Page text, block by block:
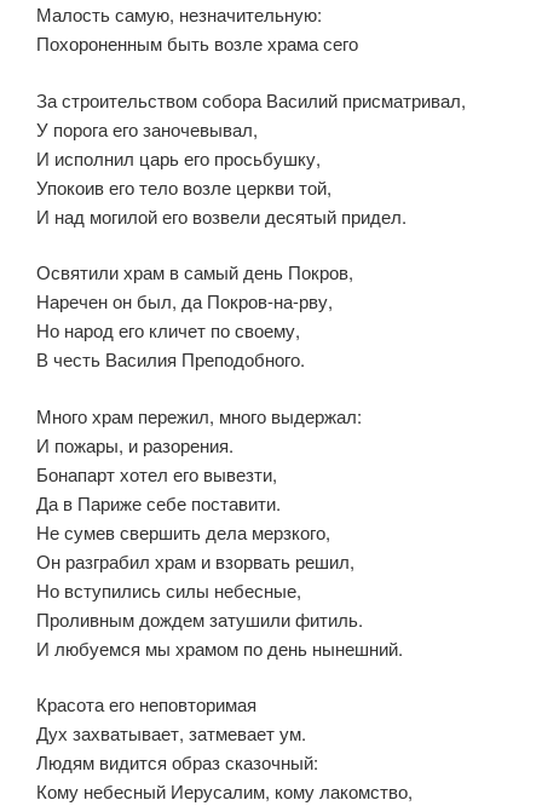
Малость самую, незначительную:
Похороненным быть возле храма сего
За строительством собора Василий присматривал,
У порога его заночевывал,
И исполнил царь его просьбушку,
Упокоив его тело возле церкви той,
И над могилой его возвели десятый придел.
Освятили храм в самый день Покров,
Наречен он был, да Покров-на-рву,
Но народ его кличет по своему,
В честь Василия Преподобного.
Много храм пережил, много выдержал:
И пожары, и разорения.
Бонапарт хотел его вывезти,
Да в Париже себе поставити.
Не сумев свершить дела мерзкого,
Он разграбил храм и взорвать решил,
Но вступились силы небесные,
Проливным дождем затушили фитиль.
И любуемся мы храмом по день нынешний.
Красота его неповторимая
Дух захватывает, затмевает ум.
Людям видится образ сказочный:
Кому небесный Иерусалим, кому лакомство,